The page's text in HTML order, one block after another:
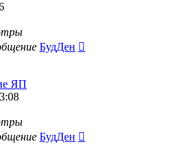
БудДен
ЯП
БудДен